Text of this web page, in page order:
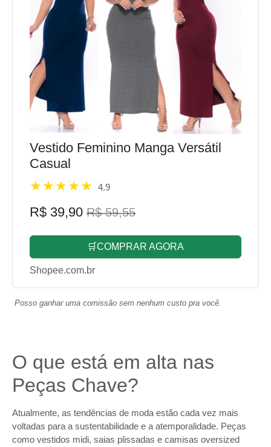
Vestido Feminino Manga Versátil
Casual
4.9
R$ 39,90 R$ 59,55
🛒COMPRAR AGORA
Shopee.com.br
Posso ganhar uma comissão sem nenhum custo pra você.
O que está em alta nas
Peças Chave?
Atualmente, as tendências de moda estão cada vez mais
voltadas para a sustentabilidade e a atemporalidade. Peças
como vestidos midi, saias plissadas e camisas oversized